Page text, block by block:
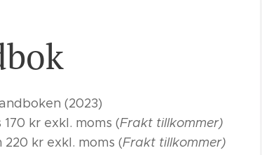
(2023)
kr exkl. moms (Frakt tillkommer)
220 kr exkl. moms (Frakt tillkommer)